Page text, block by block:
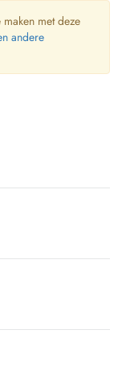
met deze
andere